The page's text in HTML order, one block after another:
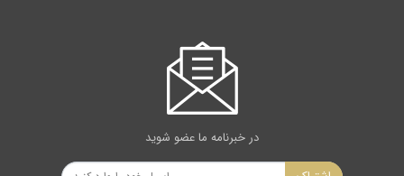
در خبرنامه ما عضو شوید